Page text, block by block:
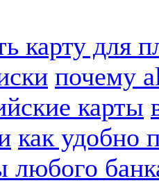
карту для
почему
карты
как удобно
любого